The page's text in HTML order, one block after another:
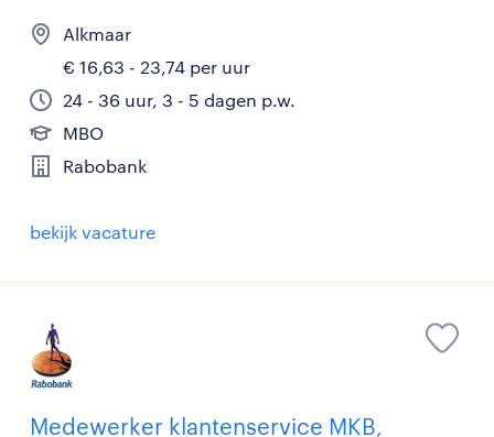
Alkmaar
€ 16,63 - 23,74 per uur
24 - 36 uur, 3 - 5 dagen p.w.
MBO
Rabobank
bekijk vacature
Medewerker klantenservice MKB,